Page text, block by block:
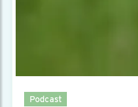
Podcast